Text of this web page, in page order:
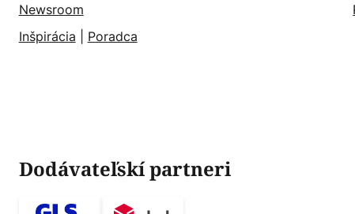
Newsroom
Inšpirácia
Poradca
Dodávateľskí partneri